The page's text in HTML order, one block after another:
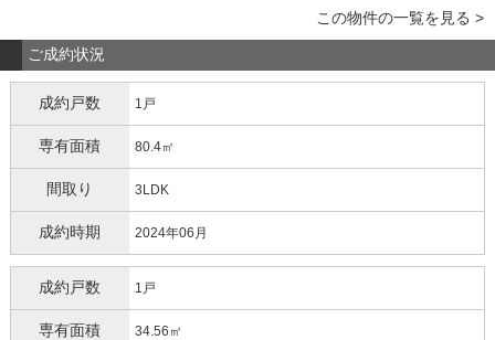
この物件の一覧を見る >
ご成約状況
成約戸数 1戸
専有面積 80.4㎡
間取り 3LDK
成約時期 2024年06月
成約戸数 1戸
専有面積 34.56㎡